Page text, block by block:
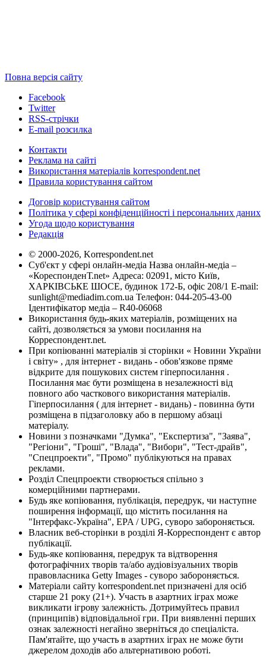
Повна версія сайту
Facebook
Twitter
RSS-стрічки
E-mail розсилка
Контакти
Реклама на сайті
Використання матеріалів korrespondent.net
Правила користування сайтом
Договір користування сайтом
Політика у сфері конфіденційності і персональних даних
Угода щодо користування
Редакція
© 2000-2026, Korrespondent.net
Суб'єкт у сфері онлайн-медіа Назва онлайн-медіа –
«КореспонденТ.net» Адреса: 02091, місто Київ,
ХАРКІВСЬКЕ ШОСЕ, будинок 172-Б, офіс 208/1 E-mail:
sunlight@mediadim.com.ua Телефон: 044-205-43-00
Ідентифікатор медіа – R40-06068
Використання будь-яких матеріалів, розміщених на
сайті, дозволяється за умови посилання на
Корреспондент.net.
При копіюванні матеріалів зі сторінки « Новини України
і світу» , для інтернет - видань - обов'язкове пряме
відкрите для пошукових систем гіперпосилання .
Посилання має бути розміщена в незалежності від
повного або часткового використання матеріалів.
Гіперпосилання ( для інтернет - видань) - повинна бути
розміщена в підзаголовку або в першому абзаці
матеріалу.
Новини з позначками "Думка", "Експертиза", "Заява",
"Регіони", "Гроші", "Влада", "Вибори", "Тест-драйв",
"Спецпроекти", "Промо" публікуються на правах
реклами.
Розділ Спецпроекти створюється спільно з
комерційними партнерами.
Будь яке копіювання, публікація, передрук, чи наступне
поширення інформації, що містить посилання на
"Інтерфакс-Україна", EPA / UPG, суворо забороняється.
Власник веб-сторінки в розділі Я-Корреспондент є автор
публікації.
Будь-яке копіювання, передрук та відтворення
фотографічних творів та/або аудіовізуальних творів
правовласника Getty Images - суворо забороняється.
Матеріали сайту korrespondent.net призначені для осіб
старше 21 року (21+). Участь в азартних іграх може
викликати ігрову залежність. Дотримуйтесь правил
(принципів) відповідальної гри. При виявленні перших
ознак залежності негайно зверніться до спеціаліста.
Пам'ятайте, що участь в азартних іграх не може бути
джерелом доходів або альтернативою роботі.